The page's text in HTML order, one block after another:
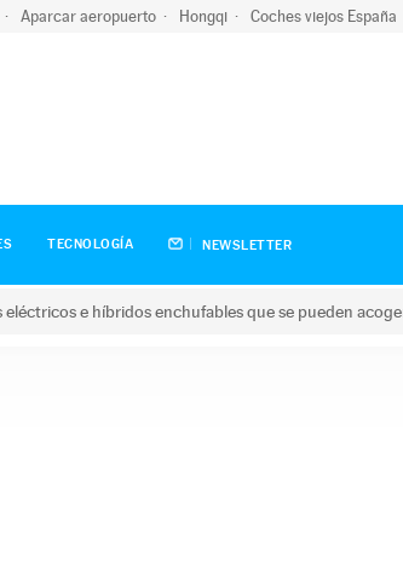
Aparcar aeropuerto Hongqi Coches viejos España
TECNOLOGÍA NEWSLETTER
e híbridos enchufables que se pueden